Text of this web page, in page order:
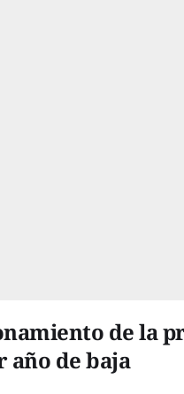
de la
de baja